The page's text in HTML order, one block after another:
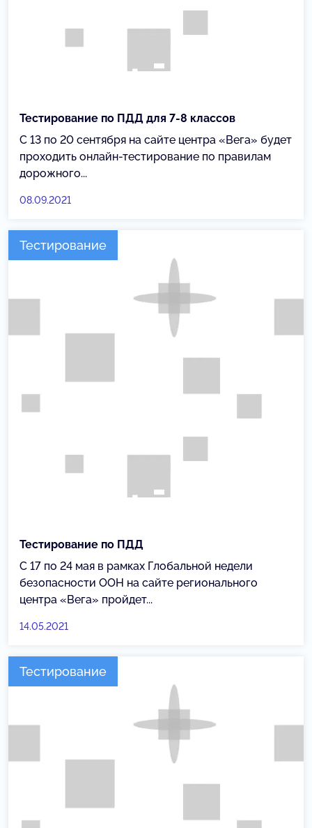
Тестирование по ПДД для 7-8 классов
С 13 по 20 сентября на сайте центра «Вега» будет
проходить онлайн-тестирование по правилам
дорожного...
08.09.2021
Тестирование
Тестирование по ПДД
С 17 по 24 мая в рамках Глобальной недели
безопасности ООН на сайте регионального
центра «Вега» пройдет...
14.05.2021
Тестирование